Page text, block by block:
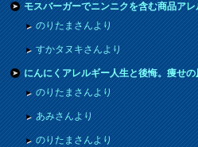
モスバーガーでニンニクを含む商品ア
のりたまさんより
すかタヌキさんより
にんにくアレルギー人生と後悔。痩せ
のりたまさんより
あみさんより
のりたまさんより